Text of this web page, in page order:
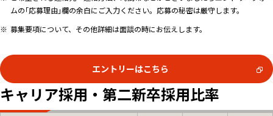
ムの｢応募理由｣欄の余白にご入力ください。応募の秘密は厳守します。
募集要項について、その他詳細は面談の時にお伝えします。
エントリーはこちら
キャリア採用・第二新卒採用比率